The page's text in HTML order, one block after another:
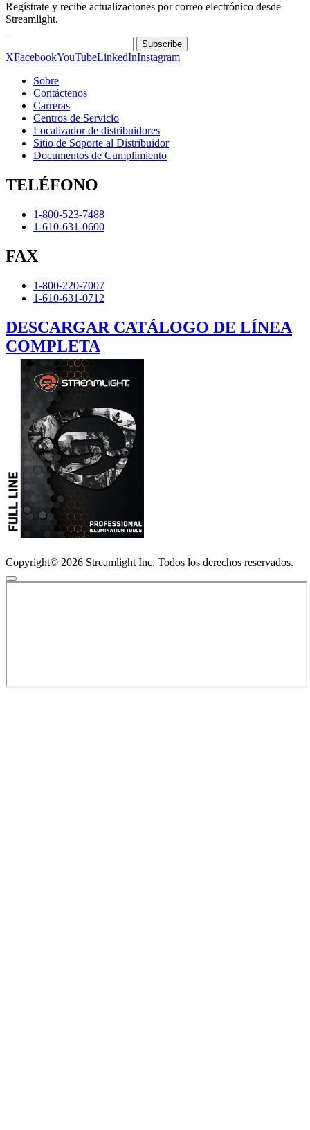
Regístrate y recibe actualizaciones por correo electrónico desde
Streamlight.
Subscribe
XFacebookYouTubeLinkedInInstagram
Sobre
Contáctenos
Carreras
Centros de Servicio
Localizador de distribuidores
Sitio de Soporte al Distribuidor
Documentos de Cumplimiento
TELÉFONO
1-800-523-7488
1-610-631-0600
FAX
1-800-220-7007
1-610-631-0712
DESCARGAR CATÁLOGO DE LÍNEA
COMPLETA
Copyright© 2026 Streamlight Inc. Todos los derechos reservados.